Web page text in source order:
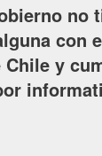
no
con
y